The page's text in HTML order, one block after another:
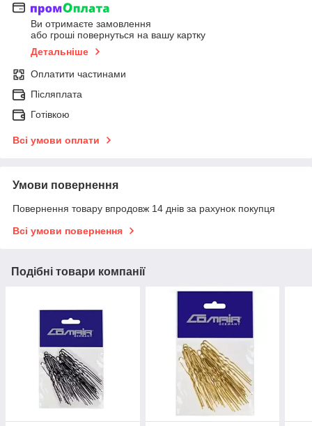
Ви отримаєте замовлення
або гроші повернуться на вашу картку
Детальніше
Оплатити частинами
Післяплата
Готівкою
Всі умови оплати
Умови повернення
Повернення товару впродовж 14 днів за рахунок покупця
Всі умови повернення
Подібні товари компанії